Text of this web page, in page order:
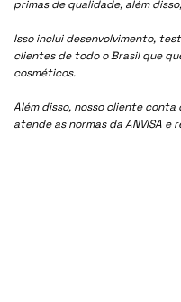
primas de qualidade, além
Isso inclui desenvolvimento,
clientes de todo o Brasil que
cosméticos.
Além disso, nosso cliente
atende as normas da ANVISA e